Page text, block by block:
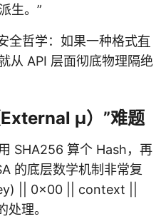
生。”
全哲学：如果一种格式有
从 API 层面彻底物理隔绝
μ）”难题
SHA256 算个 Hash，再
的底层数学机制非常复
|| 0×00 || context ||
理。